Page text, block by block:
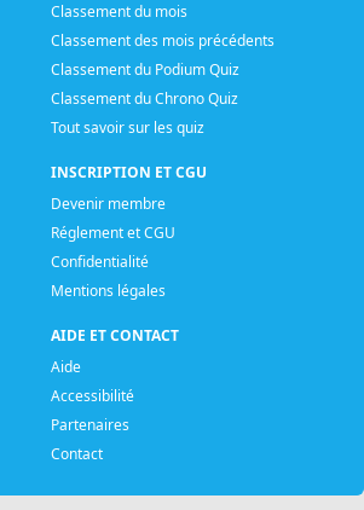
Classement du mois
Classement des mois précédents
Classement du Podium Quiz
Classement du Chrono Quiz
Tout savoir sur les quiz
INSCRIPTION ET CGU
Devenir membre
Réglement et CGU
Confidentialité
Mentions légales
AIDE ET CONTACT
Aide
Accessibilité
Partenaires
Contact